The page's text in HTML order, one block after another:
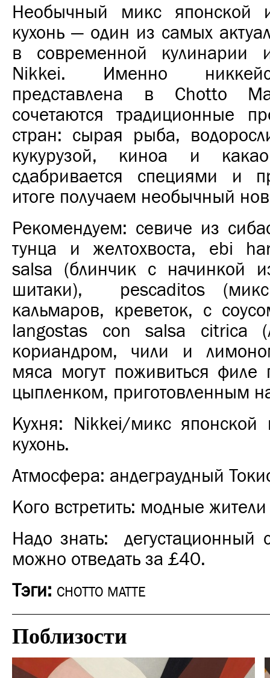
Необычный микс японской
кухонь — один из самых
в современной кулинарии
Nikkei. Именно
представлена в Chotto
сочетаются традиционные
стран: сырая рыба,
кукурузой, киноа и
сдабривается специями и
итоге получаем необычный
Рекомендуем: севиче из
тунца и желтохвоста, ebi
salsa (блинчик с начинкой
шитаки), pescaditos
кальмаров, креветок, с
langostas con salsa citrica
кориандром, чили и
мяса могут поживиться филе
цыпленком, приготовленным
Кухня: Nikkei/микс японской
кухонь.
Атмосфера: андеграудный
Кого встретить: модные
Надо знать: дегустационный
можно отведать за £40.
Тэги: CHOTTO MATTE
Поблизости